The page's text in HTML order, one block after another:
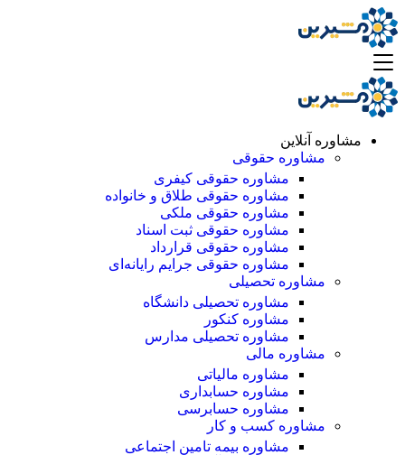
مشاوره آنلاین
مشاوره حقوقی
مشاوره حقوقی کیفری
مشاوره حقوقی طلاق و خانواده
مشاوره حقوقی ملکی
مشاوره حقوقی ثبت اسناد
مشاوره حقوقی قرارداد
مشاوره حقوقی جرایم رایانه‌ای
مشاوره تحصیلی
مشاوره تحصیلی دانشگاه
مشاوره کنکور
مشاوره تحصیلی مدارس
مشاوره مالی
مشاوره مالیاتی
مشاوره حسابداری
مشاوره حسابرسی
مشاوره کسب و کار
مشاوره بیمه تامین اجتماعی